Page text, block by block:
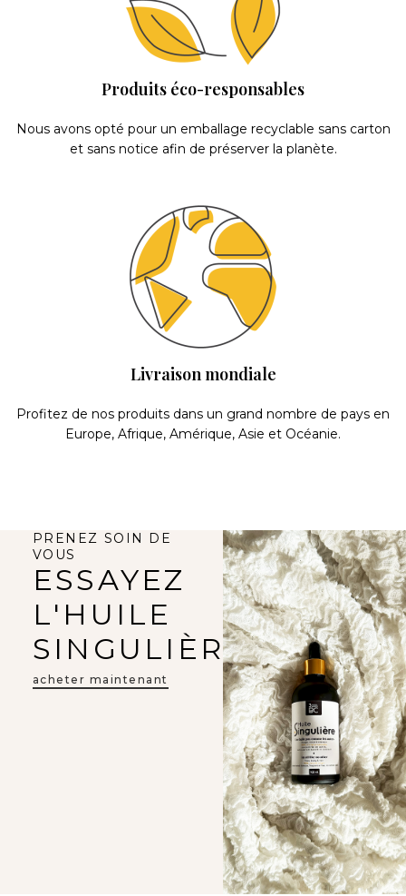
Produits éco-responsables
Nous avons opté pour un emballage recyclable sans carton
et sans notice afin de préserver la planète.
Livraison mondiale
Profitez de nos produits dans un grand nombre de pays en
Europe, Afrique, Amérique, Asie et Océanie.
PRENEZ SOIN DE
VOUS
ESSAYEZ
L'HUILE
SINGULIÈRE
acheter maintenant